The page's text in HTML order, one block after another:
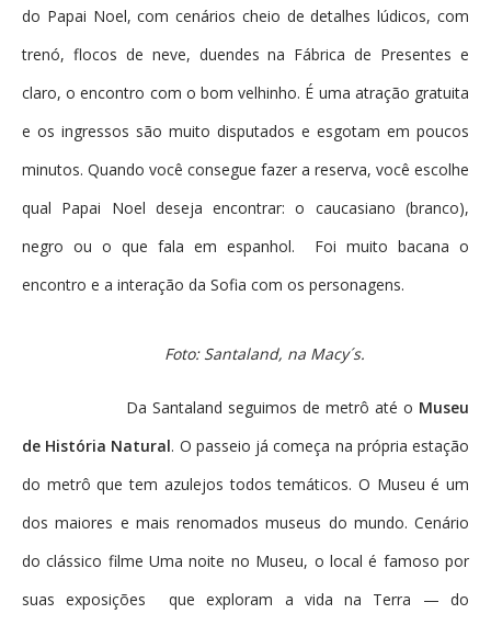
do Papai Noel, com cenários cheio de detalhes lúdicos, com
trenó, flocos de neve, duendes na Fábrica de Presentes e
claro, o encontro com o bom velhinho. É uma atração gratuita
e os ingressos são muito disputados e esgotam em poucos
minutos. Quando você consegue fazer a reserva, você escolhe
qual Papai Noel deseja encontrar: o caucasiano (branco),
negro ou o que fala em espanhol. Foi muito bacana o
encontro e a interação da Sofia com os personagens.
Foto: Santaland, na Macy´s.
Da Santaland seguimos de metrô até o Museu
de História Natural. O passeio já começa na própria estação
do metrô que tem azulejos todos temáticos. O Museu é um
dos maiores e mais renomados museus do mundo. Cenário
do clássico filme Uma noite no Museu, o local é famoso por
suas exposições que exploram a vida na Terra — do